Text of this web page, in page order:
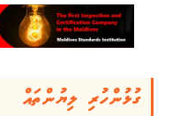
ގުޅުންހުރި ލިޔުންތައް